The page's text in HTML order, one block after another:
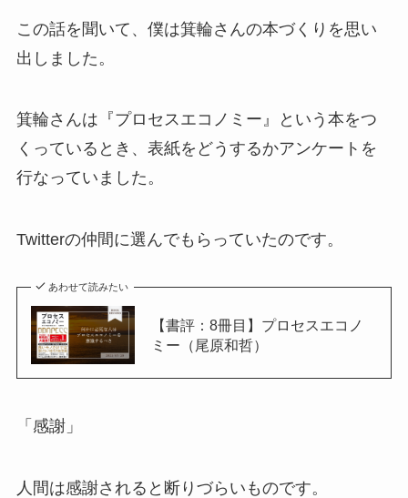
この話を聞いて、僕は箕輪さんの本づくりを思い
出しました。
箕輪さんは『プロセスエコノミー』という本をつ
くっているとき、表紙をどうするかアンケートを
行なっていました。
Twitterの仲間に選んでもらっていたのです。
あわせて読みたい
【書評：8冊目】プロセスエコノ
ミー（尾原和哲）
「感謝」
人間は感謝されると断りづらいものです。